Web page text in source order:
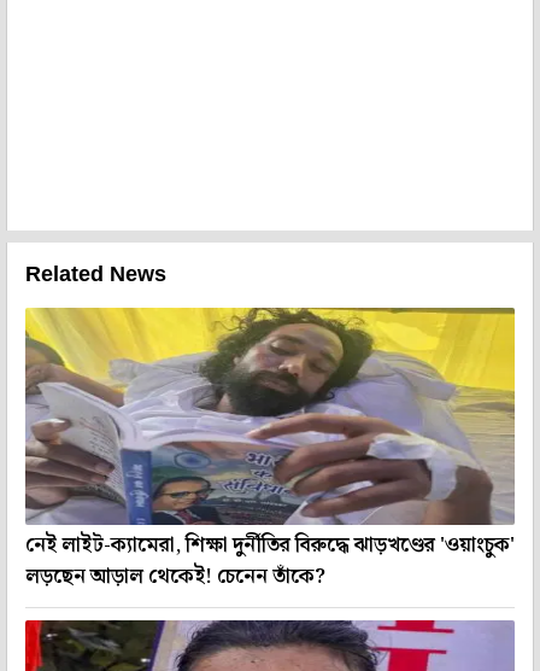
Related News
নেই লাইট-ক্যামেরা, শিক্ষা দুর্নীতির বিরুদ্ধে ঝাড়খণ্ডের 'ওয়াংচুক'
লড়ছেন আড়াল থেকেই! চেনেন তাঁকে?